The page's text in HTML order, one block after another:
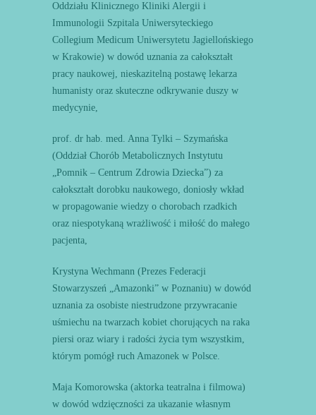
Oddziału Klinicznego Kliniki Alergii i
Immunologii Szpitala Uniwersyteckiego
Collegium Medicum Uniwersytetu Jagiellońskiego
w Krakowie) w dowód uznania za całokształt
pracy naukowej, nieskazitelną postawę lekarza
humanisty oraz skuteczne odkrywanie duszy w
medycynie,
prof. dr hab. med. Anna Tylki – Szymańska
(Oddział Chorób Metabolicznych Instytutu
„Pomnik – Centrum Zdrowia Dziecka”) za
całokształt dorobku naukowego, doniosły wkład
w propagowanie wiedzy o chorobach rzadkich
oraz niespotykaną wrażliwość i miłość do małego
pacjenta,
Krystyna Wechmann (Prezes Federacji
Stowarzyszeń „Amazonki” w Poznaniu) w dowód
uznania za osobiste niestrudzone przywracanie
uśmiechu na twarzach kobiet chorujących na raka
piersi oraz wiary i radości życia tym wszystkim,
którym pomógł ruch Amazonek w Polsce.
Maja Komorowska (aktorka teatralna i filmowa)
w dowód wdzięczności za ukazanie własnym